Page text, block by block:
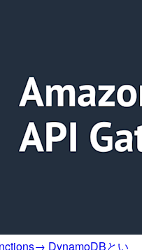
DynamoDBとい